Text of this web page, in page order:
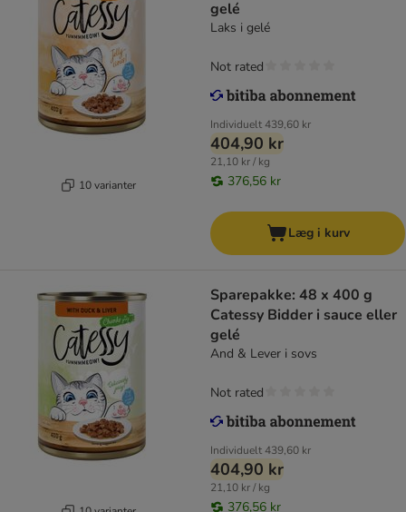
10 varianter
gelé
Laks i gelé
Individuelt439,60 kr
404,90 kr
21,10 kr / kg
376,56 kr
Not rated
Læg i kurv
Sparepakke: 48 x 400 g
Catessy Bidder i sauce eller
gelé
And & Lever i sovs
Individuelt439,60 kr
404,90 kr
21,10 kr / kg
376,56 kr
Not rated